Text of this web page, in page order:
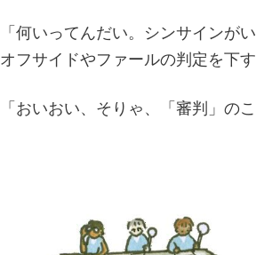
「何いってんだい。シンサインが
オフサイドやファールの判定を下
「おいおい、そりゃ、「審判」の